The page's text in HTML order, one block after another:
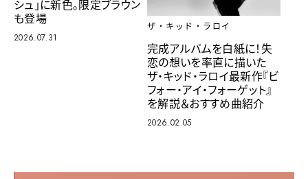
シュ」に新色。限定ブラウン
も登場
2026.07.31
ザ・キッド・ラロイ
完成アルバムを白紙に！失
恋の想いを率直に描いた
ザ・キッド・ラロイ最新作『ビ
フォー・アイ・フォーゲット』
を解説＆おすすめ曲紹介
2026.02.05